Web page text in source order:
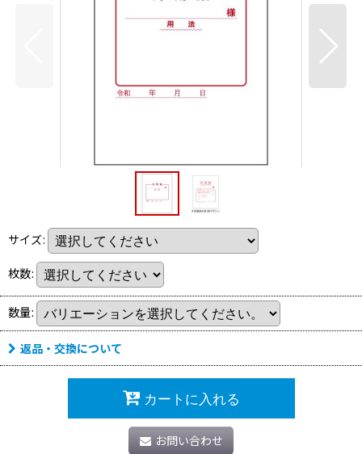
サイズ:
枚数:
数量:
返品・交換について
カートに入れる
お問い合わせ